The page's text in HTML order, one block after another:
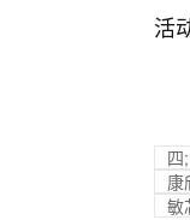
活
四
康
敏